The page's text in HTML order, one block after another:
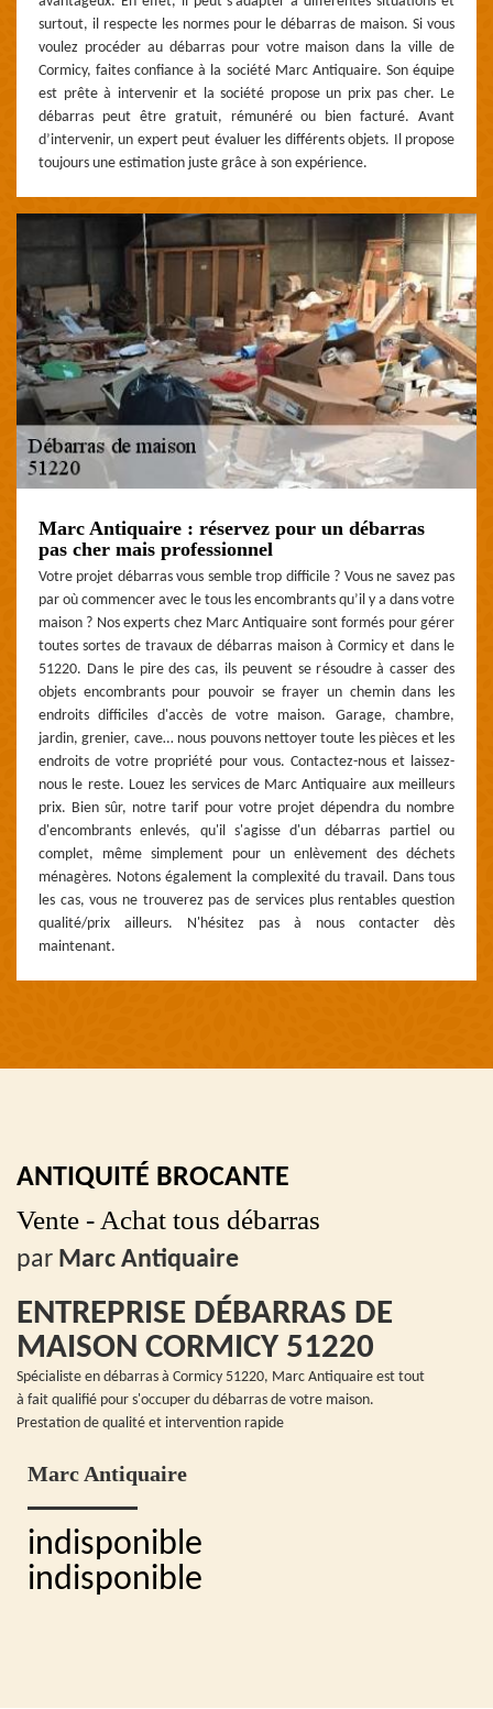
surtout, il respecte les normes pour le débarras de maison. Si vous
voulez procéder au débarras pour votre maison dans la ville de
Cormicy, faites confiance à la société Marc Antiquaire. Son équipe
est prête à intervenir et la société propose un prix pas cher. Le
débarras peut être gratuit, rémunéré ou bien facturé. Avant
d’intervenir, un expert peut évaluer les différents objets. Il propose
toujours une estimation juste grâce à son expérience.
Marc Antiquaire : réservez pour un débarras
pas cher mais professionnel
Votre projet débarras vous semble trop difficile ? Vous ne savez pas
par où commencer avec le tous les encombrants qu’il y a dans votre
maison ? Nos experts chez Marc Antiquaire sont formés pour gérer
toutes sortes de travaux de débarras maison à Cormicy et dans le
51220. Dans le pire des cas, ils peuvent se résoudre à casser des
objets encombrants pour pouvoir se frayer un chemin dans les
endroits difficiles d'accès de votre maison. Garage, chambre,
jardin, grenier, cave… nous pouvons nettoyer toute les pièces et les
endroits de votre propriété pour vous. Contactez-nous et laissez-
nous le reste. Louez les services de Marc Antiquaire aux meilleurs
prix. Bien sûr, notre tarif pour votre projet dépendra du nombre
d'encombrants enlevés, qu'il s'agisse d'un débarras partiel ou
complet, même simplement pour un enlèvement des déchets
ménagères. Notons également la complexité du travail. Dans tous
les cas, vous ne trouverez pas de services plus rentables question
qualité/prix ailleurs. N'hésitez pas à nous contacter dès
maintenant.
ANTIQUITÉ BROCANTE
Vente - Achat tous débarras
par Marc Antiquaire
ENTREPRISE DÉBARRAS DE
MAISON CORMICY 51220
Spécialiste en débarras à Cormicy 51220, Marc Antiquaire est tout
à fait qualifié pour s'occuper du débarras de votre maison.
Prestation de qualité et intervention rapide
Marc Antiquaire
indisponible
indisponible